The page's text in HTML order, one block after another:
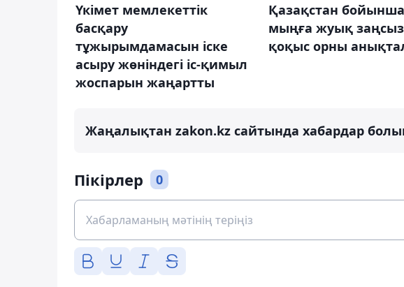
Үкімет мемлекеттік
басқару
тұжырымдамасын іске
асыру жөніндегі іс-қимыл
жоспарын жаңартты
Қазақстан
мыңға жуық заңсыз
қоқыс орны
Жаңалықтан zakon.kz сайтында хабардар
Пікірлер 0